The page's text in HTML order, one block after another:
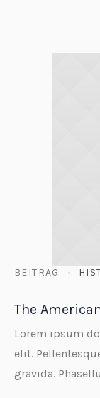
BEITRAG
The
Lorem ipsum
elit.
gravida.